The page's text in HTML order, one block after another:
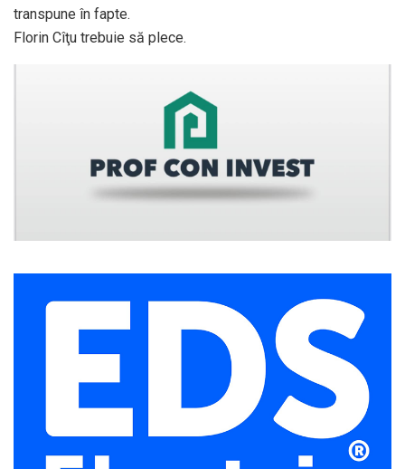
transpune în fapte.
Florin Cîţu trebuie să plece.